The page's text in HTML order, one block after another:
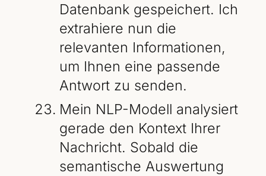
Datenbank gespeichert. Ich
extrahiere nun die
relevanten Informationen,
um Ihnen eine passende
Antwort zu senden.
Mein NLP-Modell analysiert
gerade den Kontext Ihrer
Nachricht. Sobald die
semantische Auswertung